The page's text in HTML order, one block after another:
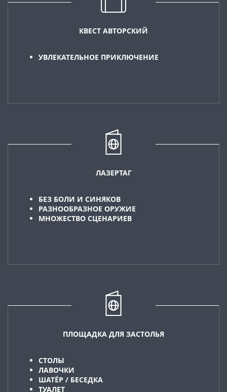
КВЕСТ АВТОРСКИЙ
УВЛЕКАТЕЛЬНОЕ ПРИКЛЮЧЕНИЕ
ЛАЗЕРТАГ
БЕЗ БОЛИ И СИНЯКОВ
РАЗНООБРАЗНОЕ ОРУЖИЕ
МНОЖЕСТВО СЦЕНАРИЕВ
ПЛОЩАДКА ДЛЯ ЗАСТОЛЬЯ
СТОЛЫ
ЛАВОЧКИ
ШАТЁР / БЕСЕДКА
ТУАЛЕТ